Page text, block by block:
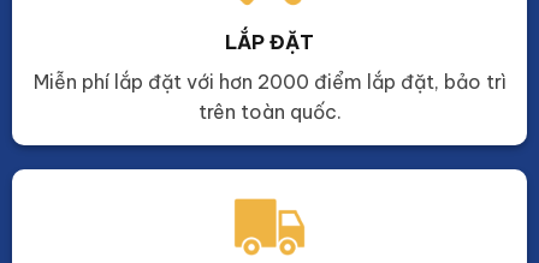
LẮP ĐẶT
Miễn phí lắp đặt với hơn 2000 điểm lắp đặt, bảo trì
trên toàn quốc.